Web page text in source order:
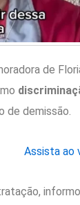
de
de demissão.
Assista ao